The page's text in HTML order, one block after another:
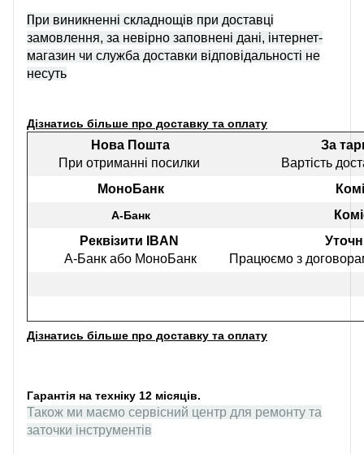
При виникненні складнощів при доставці
замовлення, за невірно заповнені дані, інтернет-
магазин чи служба доставки відповідальності не
несуть
Дізнатись більше про доставку та оплату
Нова Пошта
При отриманні посилки
За
Вартість
МоноБанк
А-Банк
Реквізити IBAN
А-Банк або МоноБанк
Працюємо з
Дізнатись більше про доставку та оплату
Гарантія на техніку 12 місяців.
Також ми маємо сервісний центр для ремонту та
заточки інструментів